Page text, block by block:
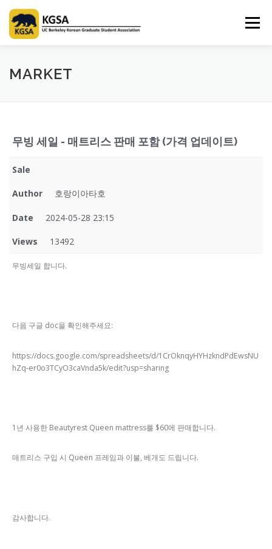
content
Menu
HOME ABOUT US
MARKET
무빙 세일 - 매트리스 판매 포함 (가격 업데이트)
Sale
Author 호랑이아타호
Date 2024-05-28 23:15
Views 13492
무빙세일 합니다.
다음 구글 doc을 확인해주세요:
https://docs.google.com/spreadsheets/d/1CrOknqyHYHzkndPdEwsNU
hZq-er0o3TCyO3caVnda5k/edit?usp=sharing
1년 사용한 Beautyrest Queen mattress를 $60에 판매합니다.
매트리스 구입 시 Queen 프레임과 이불, 베개도 드립니다.
감사합니다.